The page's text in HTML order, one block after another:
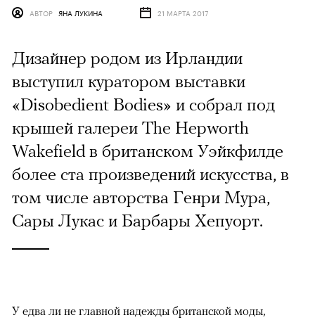
АВТОР ЯНА ЛУКИНА 21 МАРТА 2017
Дизайнер родом из Ирландии
выступил куратором выставки
«Disobedient Bodies» и собрал под
крышей галереи The Hepworth
Wakefield в британском Уэйкфилде
более ста произведений искусства, в
том числе авторства Генри Мура,
Сары Лукас и Барбары Хепуорт.
У едва ли не главной надежды британской моды,